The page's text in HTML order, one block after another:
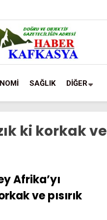
SAĞLIK DİĞER
ki korkak ve
Afrika’yı
ve pısırık